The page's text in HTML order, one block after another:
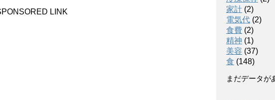
LINK
家計 (2)
電気代 (2)
食費 (2)
精神 (1)
美容 (37)
食 (148)
まだデータが